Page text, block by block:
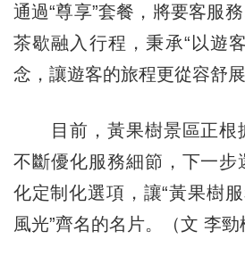
通過“尊享”套餐，將要客服
茶歇融入行程，秉承“以遊
念，讓遊客的旅程更從容舒展
目前，黃果樹景區正根
不斷優化服務細節，下一步
化定制化選項，讓“黃果樹
風光”齊名的名片。（文 李勁